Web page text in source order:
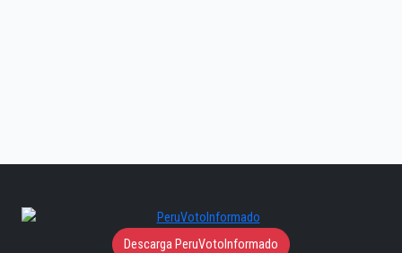
Descarga PeruVotoInformado